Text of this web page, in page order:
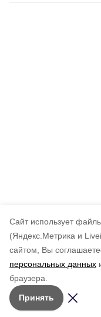
Cайт использует
(Яндекс.Метрика и
сайтом, Вы
персональных данных
браузера.
Принять